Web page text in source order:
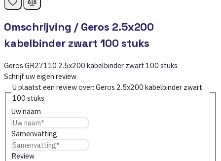
Omschrijving / Geros 2.5x200
kabelbinder zwart 100 stuks
Geros GR27110 2.5x200 kabelbinder zwart 100 stuks
Schrijf uw eigen review
U plaatst een review over: Geros 2.5x200 kabelbinder zwart
100 stuks
Uw naam
Samenvatting
Review